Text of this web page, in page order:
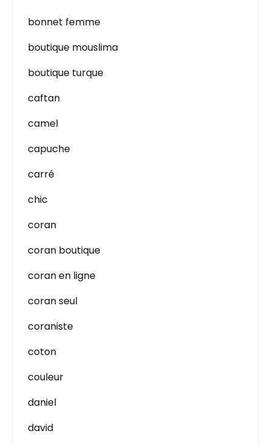
bonnet femme
boutique mouslima
boutique turque
caftan
camel
capuche
carré
chic
coran
coran boutique
coran en ligne
coran seul
coraniste
coton
couleur
daniel
david